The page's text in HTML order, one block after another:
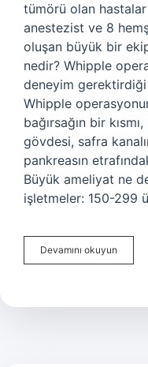
tümörü olan
anestezist ve 8
oluşan büyük bir
nedir? Whipple
deneyim
Whipple
bağırsağın bir
gövdesi, safra
pankreasın
Büyük ameliyat ne
işletmeler: 150-299
Devamını okuyun
Uzun
Nedir